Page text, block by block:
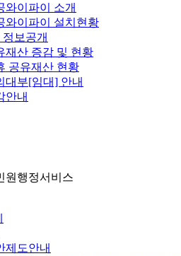
와이파이 소개
와이파이 설치현황
보공개
재산 증감 및 현황
공유재산 현황
대부[임대] 안내
안내
원행정서비스
제도안내